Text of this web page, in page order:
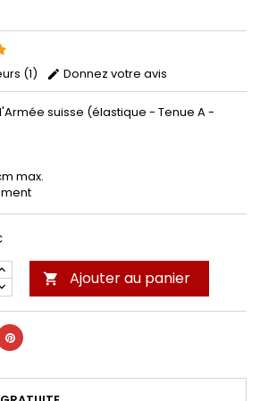
(1)
Donnez votre avis
suisse (élastique - Tenue A -
max.
 Ajouter au panier